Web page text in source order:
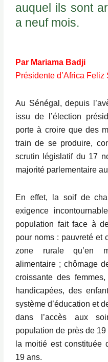
auquel ils sont
a neuf mois.
Par Mariama Badji
Présidente d’Africa Feliz
Au Sénégal, depuis
issu de l’élection
porte à croire que des
train de se produire,
scrutin législatif du 17
majorité parlementaire
En effet, la soif de
exigence
population fait face à
pour noms : pauvreté et
zone rurale qu’en
alimentaire ; chômage
croissante des
handicapées, des
système d’éducation et
dans l’accès aux
population de près de
la moitié est constituée
19 ans.